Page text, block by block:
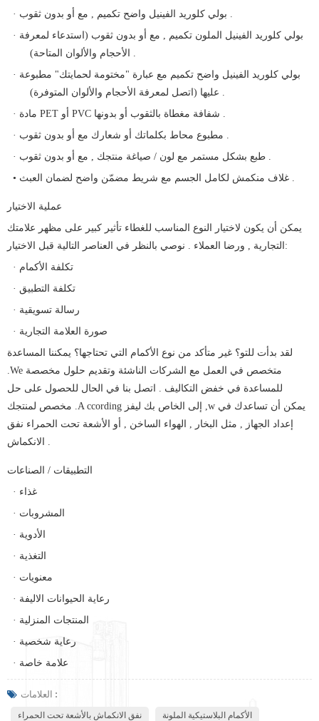
· بولي كلوريد الفينيل واضح تكميم
, مع أو بدون ثقوب .
· بولي كلوريد الفينيل الملون تكميم , مع أو بدون ثقوب (استدعاء لمعرفة
الأحجام والألوان المتاحة) .
· بولي كلوريد الفينيل واضح تكميم مع عبارة "مختومة لحمايتك" مطبوعة
عليها (اتصل لمعرفة الأحجام والألوان المتوفرة) .
· مادة PET أو PVC شفافة مغطاة بالثقوب أو بدونها .
· مطبوع محاط بكلماتك أو شعارك مع أو بدون ثقوب .
· طبع بشكل مستمر مع لون / صياغة منتجك , مع أو بدون ثقوب .
• غلاف منكمش لكامل الجسم مع شريط مضمّن واضح لضمان العبث .
عملية الاختيار
يمكن أن يكون لاختيار النوع المناسب للغطاء تأثير كبير على مظهر علامتك
التجارية , ورضا العملاء . نوصي بالنظر في العناصر التالية قبل الاختيار:
· تكلفة الأكمام
· تكلفة التطبيق
· رسالة تسويقية
· صورة العلامة التجارية
لقد بدأت للتو؟ غير متأكد من نوع الأكمام التي تحتاجها؟ يمكننا المساعدة
.We
للمساعدة في خفض التكاليف . اتصل بنا في الحال للحصول على حل
مخصص لمنتجك .A ccording إلى الخاص بك ليفز ,w
إعداد الجهاز , مثل البخار , الهواء الساخن , أو الأشعة تحت الحمراء نفق
الانكماش .
التطبيقات / الصناعات
· غذاء
· المشروبات
· الأدوية
· التغذية
· معنويات
· رعاية الحيوانات الاليفة
· المنتجات المنزلية
· رعاية شخصية
· علامة خاصة
العلامات :
نفق الانكماش بالأشعة تحت الحمراء الأكمام البلاستيكية الملونة